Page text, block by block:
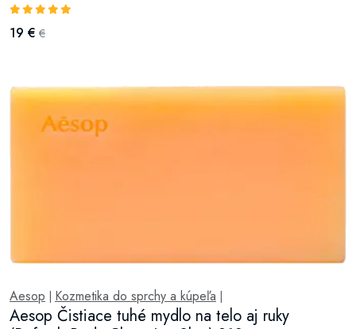
19 € €
Aesop Kozmetika do sprchy a kúpeľa
Aesop Čistiace tuhé mydlo na telo aj ruky